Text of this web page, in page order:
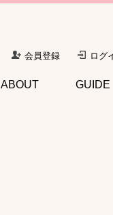
会員登録 ログ
ABOUT GUIDE